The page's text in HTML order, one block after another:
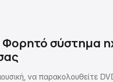
σύστημα
να παρακολουθείτε